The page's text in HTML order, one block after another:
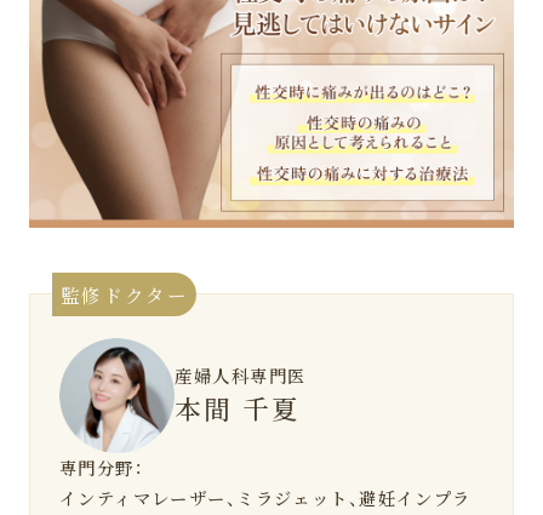
監修ドクター
産婦人科専門医
本間 千夏
専門分野：
インティマレーザー、ミラジェット、避妊インプラ